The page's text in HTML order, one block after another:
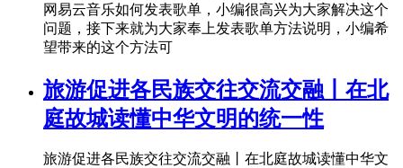
网易云音乐如何发表歌单，小编很高兴为大家解决这个
问题，接下来就为大家奉上发表歌单方法说明，小编希
望带来的这个方法可
旅游促进各民族交往交流交融丨在北
庭故城读懂中华文明的统一性
旅游促进各民族交往交流交融丨在北庭故城读懂中华文